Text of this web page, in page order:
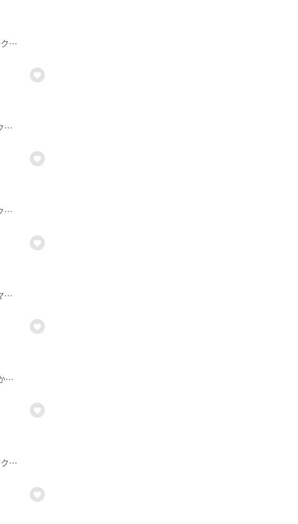
※この動画は12月19日に放送されたものです。仙台市青葉区の錦町公園で開催されている仙台クリスマスマーケットは、多くの人でにぎわっています。点灯式にはゲストに仙台商業高等学校の商業情報部の皆さん が参加
※この動画は12月9日に放送されたものです。仙台市青葉区の錦町公園で開催されている仙台クリスマスマーケットは、多くの人でにぎわっています。点灯式には南果歩NIcochans / HAN-KUN(湘南乃風)が参加。 井口アナウンサーがヒュッテを巡り、グルメ＆雑貨をご紹介します。
※この動画は12月6日に放送されたものです。仙台市青葉区の錦町公園で開催されている仙台クリスマスマーケットは、多くの人でにぎわっています。ゲストの竹下☆ぱらだいす(だーご/あいりDX/しんぢくん)とヒュッテを巡り、グルメ＆雑貨をご紹介します。
※この動画は12月6日に放送されたものです。ｋｈｂのクリスマスイベント、仙台クリスマスマーケットが６日に開幕しました。３年目の２０２４年は会場を仙台市青葉区の錦町公園に移して開催しています。点灯式のゲストには竹下☆ぱらだいす(だーご/あいりDX/しんぢくん)が参加！
この動画は2024年12月18日に生配信されたものです。仙台クリスマスマーケット2024の会場から配信！グルメや雑貨以外にも、会場に行かないとわからないクリスマスマーケットの魅力をSHOWROOMライバー中村麗奈さんとたっぷりお届けします。中村麗奈内田有香（ｋｈｂアナウンサー）【仙台クリスマスマーケット2024】期間：12月6日(金)～12月25日(水)会場：仙台市・錦町公園https://sendai-christmas.com/※紹介した催事等は終了している場合があります。※紹介した商品等は取り扱いが終了している場合があります。
※この動画は12月17日に放送されたものです。仙台市青葉区の錦町公園で開催されている仙台クリスマスマーケットは、多くの人でにぎわっています。ゲストのYOH選手（新日本プロレス所属）とヒュッテを巡り、グルメ＆雑貨をご紹介します。